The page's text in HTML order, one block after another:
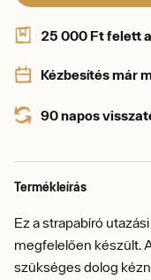
25 000 Ft felett
Kézbesítés már
90 napos
Termékleírás
Ez a strapabíró
megfelelően készült.
szükséges dolog